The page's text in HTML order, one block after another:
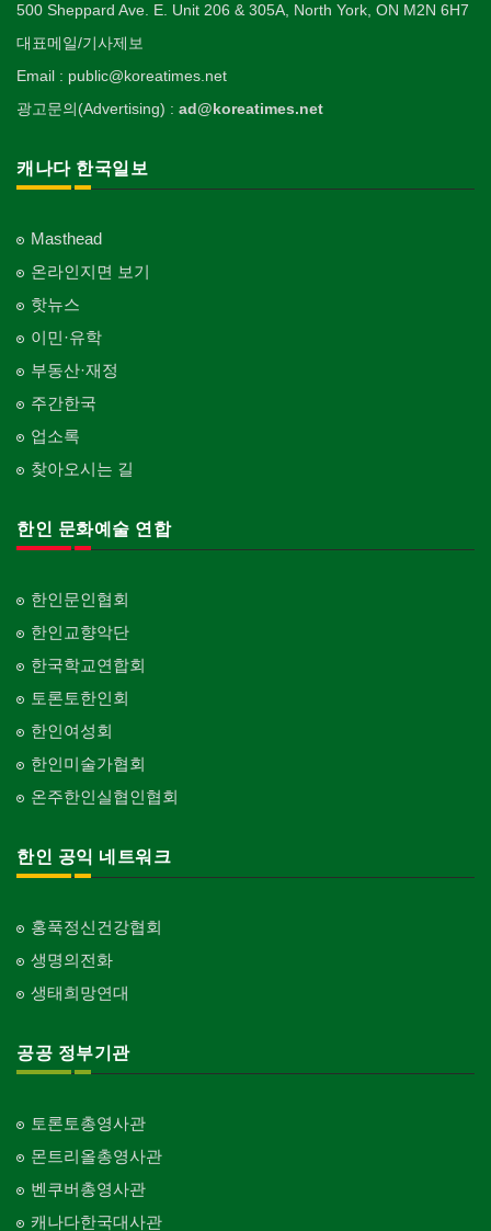
500 Sheppard Ave. E. Unit 206 & 305A, North York, ON M2N 6H7
대표메일/기사제보
Email : public@koreatimes.net
광고문의(Advertising) : ad@koreatimes.net
캐나다 한국일보
Masthead
온라인지면 보기
핫뉴스
이민·유학
부동산·재정
주간한국
업소록
찾아오시는 길
한인 문화예술 연합
한인문인협회
한인교향악단
한국학교연합회
토론토한인회
한인여성회
한인미술가협회
온주한인실협인협회
한인 공익 네트워크
홍푹정신건강협회
생명의전화
생태희망연대
공공 정부기관
토론토총영사관
몬트리올총영사관
벤쿠버총영사관
캐나다한국대사관